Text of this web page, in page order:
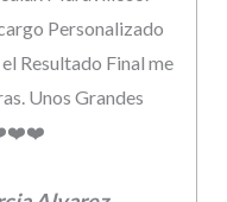
Personalizado
Resultado Final me
Unos Grandes